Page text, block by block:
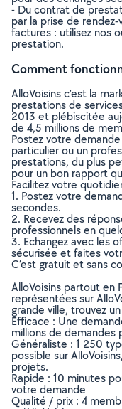
- Du contrat de
par la prise de
factures : utilisez nos
prestation.
Comment
AlloVoisins c’est la
prestations de
2013 et plébiscitée
de 4,5 millions de
Postez votre
particulier ou un
prestations, du plus
pour un bon rapport
Facilitez votre
1. Postez votre
secondes.
2. Recevez des
professionnels en
3. Echangez avec les
sécurisée et faites
C’est gratuit et sans
AlloVoisins partout en
représentées sur
grande ville, trouvez
Efficace : Une
millions de demandes
Généraliste : 1 250
possible sur
projets.
Rapide : 10 minutes
votre demande
Qualité / prix : 4